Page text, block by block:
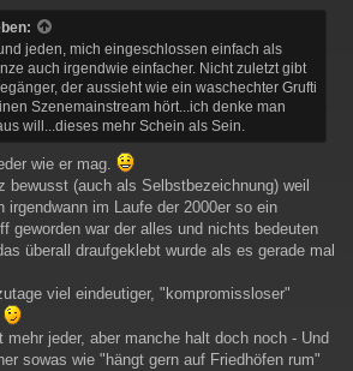
jeden, mich eingeschlossen einfach als
auch irgendwie einfacher. Nicht zuletzt gibt
der aussieht wie ein waschechter Grufti
Szenemainstream hört...ich denke man
will...dieses mehr Schein als Sein.
wie er mag.
bewusst (auch als Selbstbezeichnung) weil
irgendwann im Laufe der 2000er so ein
geworden war der alles und nichts bedeuten
überall draufgeklebt wurde als es gerade mal
viel eindeutiger, "kompromissloser"
jeder, aber manche halt doch noch - Und
sowas wie "hängt gern auf Friedhöfen rum"